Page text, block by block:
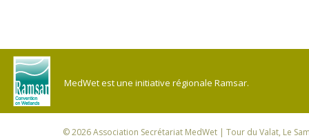
MedWet est une initiative régionale Ramsar.
© 2026Association Secrétariat MedWet | Tour du Valat, Le